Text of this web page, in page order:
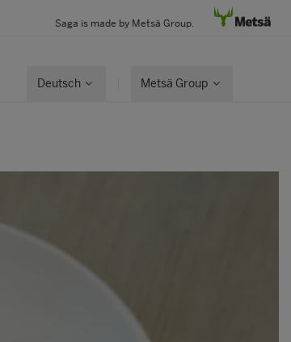
Saga is made by Metsä Group.
Deutsch Metsä Group